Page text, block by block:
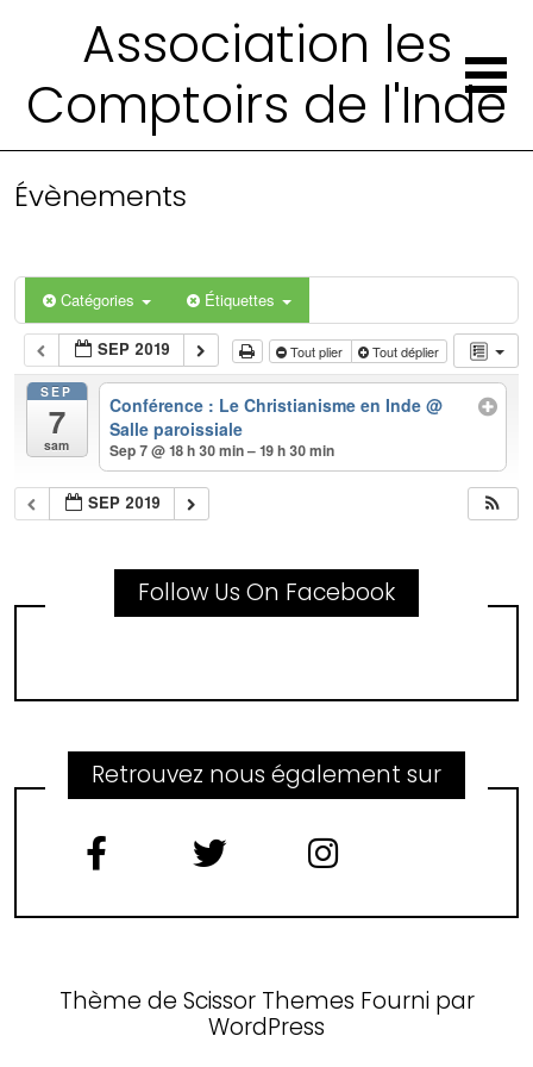
Association les
Comptoirs de l'Inde
Évènements
Catégories Étiquettes
SEP 2019 Tout plier Tout déplier
SEP
7
sam
Conférence : Le Christianisme en Inde@
Salle paroissiale
Sep 7 @ 18 h 30 min – 19 h 30 min
SEP 2019
Follow Us On Facebook
Retrouvez nous également sur
Thème de Scissor Themes Fourni par
WordPress